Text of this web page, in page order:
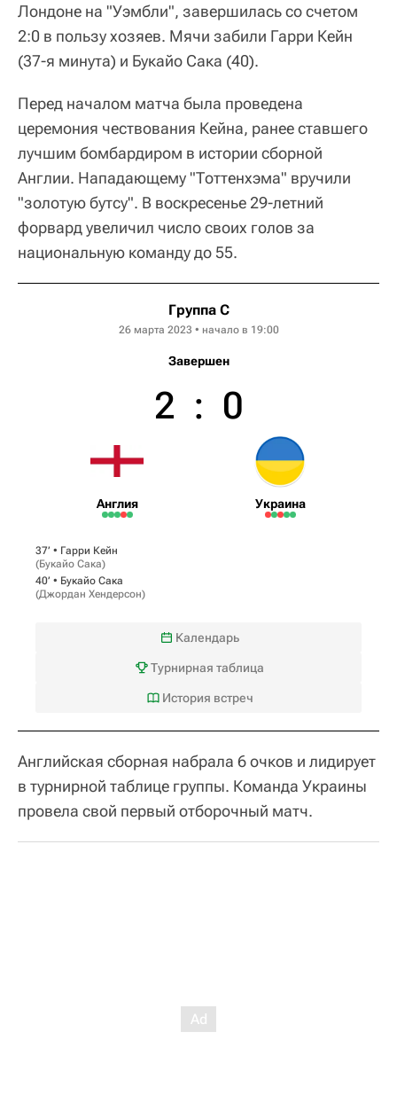
Лондоне на "Уэмбли", завершилась со счетом
2:0 в пользу хозяев. Мячи забили Гарри Кейн
(37-я минута) и Букайо Сака (40).
Перед началом матча была проведена
церемония чествования Кейна, ранее ставшего
лучшим бомбардиром в истории сборной
Англии. Нападающему "Тоттенхэма" вручили
"золотую бутсу". В воскресенье 29-летний
форвард увеличил число своих голов за
национальную команду до 55.
Группа С
26 марта 2023 • начало в 19:00
Завершен
Англия
2 : 0
Украина
37‎’‎ • Гарри Кейн
(Букайо Сака)
40‎’‎ • Букайо Сака
(Джордан Хендерсон)
Календарь
Турнирная таблица
История встреч
Английская сборная набрала 6 очков и лидирует
в турнирной таблице группы. Команда Украины
провела свой первый отборочный матч.